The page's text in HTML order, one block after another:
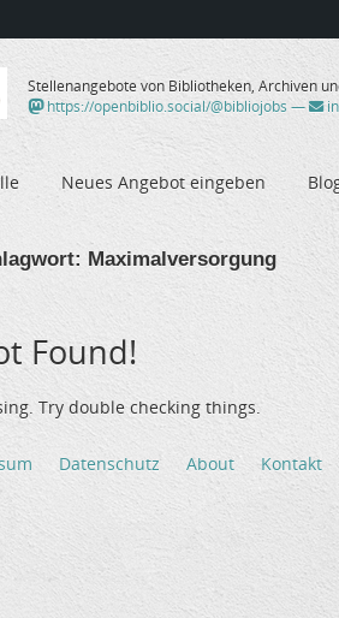
Stellenangebote von Bibliotheken, Archiven
https://openbiblio.social/@bibliojobs —
Neues Angebot eingeben
Maximalversorgung
Found!
Try double checking things.
Datenschutz About Kontakt